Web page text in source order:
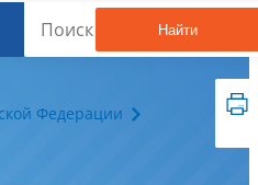
Найти
Федерации